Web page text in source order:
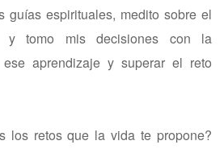
guías espirituales, medito sobre el
y tomo mis decisiones con la
aprendizaje y superar el reto
los retos que la vida te propone?